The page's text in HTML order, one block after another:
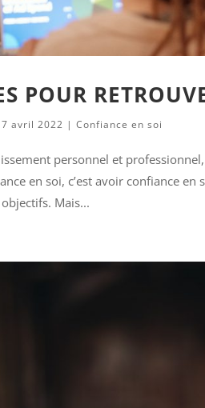
POUR
avril 2022 |Confiance en soi
personnel et
en soi, c’est avoir confiance
Mais...